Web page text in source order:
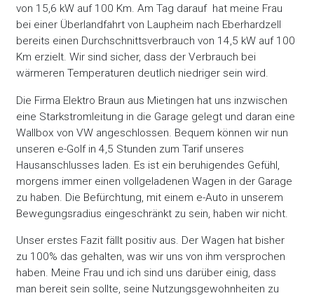
von 15,6 kW auf 100 Km. Am Tag darauf hat meine Frau
bei einer Überlandfahrt von Laupheim nach Eberhardzell
bereits einen Durchschnittsverbrauch von 14,5 kW auf 100
Km erzielt. Wir sind sicher, dass der Verbrauch bei
wärmeren Temperaturen deutlich niedriger sein wird.
Die Firma Elektro Braun aus Mietingen hat uns inzwischen
eine Starkstromleitung in die Garage gelegt und daran eine
Wallbox von VW angeschlossen. Bequem können wir nun
unseren e-Golf in 4,5 Stunden zum Tarif unseres
Hausanschlusses laden. Es ist ein beruhigendes Gefühl,
morgens immer einen vollgeladenen Wagen in der Garage
zu haben. Die Befürchtung, mit einem e-Auto in unserem
Bewegungsradius eingeschränkt zu sein, haben wir nicht.
Unser erstes Fazit fällt positiv aus. Der Wagen hat bisher
zu 100% das gehalten, was wir uns von ihm versprochen
haben. Meine Frau und ich sind uns darüber einig, dass
man bereit sein sollte, seine Nutzungsgewohnheiten zu